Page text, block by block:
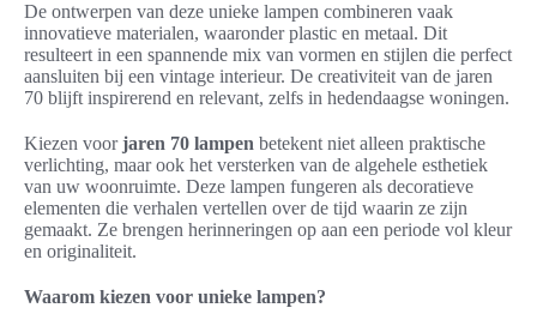
De ontwerpen van deze unieke lampen combineren vaak
innovatieve materialen, waaronder plastic en metaal. Dit
resulteert in een spannende mix van vormen en stijlen die perfect
aansluiten bij een vintage interieur. De creativiteit van de jaren
70 blijft inspirerend en relevant, zelfs in hedendaagse woningen.
Kiezen voorjaren 70 lampen betekent niet alleen praktische
verlichting, maar ook het versterken van de algehele esthetiek
van uw woonruimte. Deze lampen fungeren als decoratieve
elementen die verhalen vertellen over de tijd waarin ze zijn
gemaakt. Ze brengen herinneringen op aan een periode vol kleur
en originaliteit.
Waarom kiezen voor unieke lampen?